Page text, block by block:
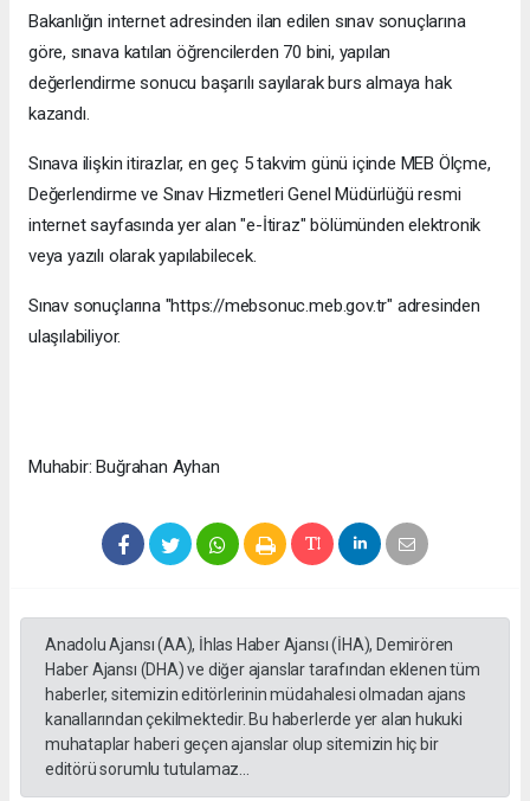
Bakanlığın internet adresinden ilan edilen sınav sonuçlarına
göre, sınava katılan öğrencilerden 70 bini, yapılan
değerlendirme sonucu başarılı sayılarak burs almaya hak
kazandı.
Sınava ilişkin itirazlar, en geç 5 takvim günü içinde MEB Ölçme,
Değerlendirme ve Sınav Hizmetleri Genel Müdürlüğü resmi
internet sayfasında yer alan "e-İtiraz" bölümünden elektronik
veya yazılı olarak yapılabilecek.
Sınav sonuçlarına "https://mebsonuc.meb.gov.tr" adresinden
ulaşılabiliyor.
Muhabir: Buğrahan Ayhan
Anadolu Ajansı (AA), İhlas Haber Ajansı (İHA), Demirören
Haber Ajansı (DHA) ve diğer ajanslar tarafından eklenen tüm
haberler, sitemizin editörlerinin müdahalesi olmadan ajans
kanallarından çekilmektedir. Bu haberlerde yer alan hukuki
muhataplar haberi geçen ajanslar olup sitemizin hiç bir
editörü sorumlu tutulamaz...